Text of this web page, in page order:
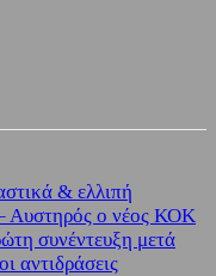
& ελλιπή
Αυστηρός ο νέος ΚΟΚ
συνέντευξη μετά
αντιδράσεις